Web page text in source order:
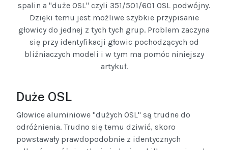
spalin a "duże OSL" czyli 351/501/601 OSL podwójny.
Dzięki temu jest możliwe szybkie przypisanie
głowicy do jednej z tych tych grup. Problem zaczyna
się przy identyfikacji głowic pochodzących od
bliźniaczych modeli i w tym ma pomóc niniejszy
artykuł.
Duże OSL
Głowice aluminiowe "dużych OSL" są trudne do
odróżnienia. Trudno się temu dziwić, skoro
powstawały prawdopodobnie z identycznych